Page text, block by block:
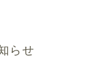
らせ